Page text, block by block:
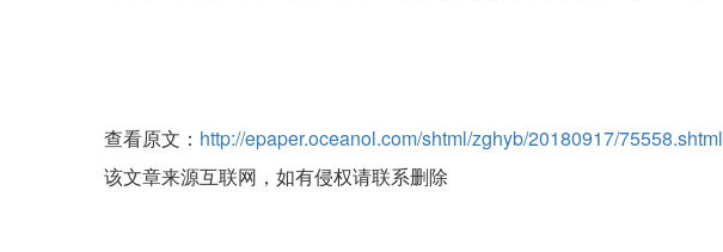
查看原文： http://epaper.oceanol.com/shtml/zghyb/20180917/75558.shtml
该文章来源互联网，如有侵权请联系删除